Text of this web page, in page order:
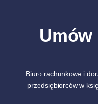
Biuro rachunkowe i
przedsiębiorców w